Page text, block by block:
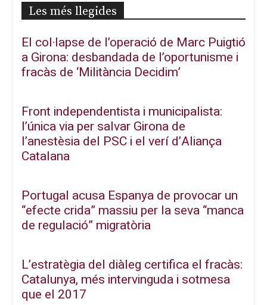
Les més llegides
El col·lapse de l’operació de Marc Puigtió
a Girona: desbandada de l’oportunisme i
fracàs de ‘Militància Decidim’
Front independentista i municipalista:
l’única via per salvar Girona de
l’anestèsia del PSC i el verí d’Aliança
Catalana
Portugal acusa Espanya de provocar un
“efecte crida” massiu per la seva “manca
de regulació” migratòria
L’estratègia del diàleg certifica el fracàs:
Catalunya, més intervinguda i sotmesa
que el 2017